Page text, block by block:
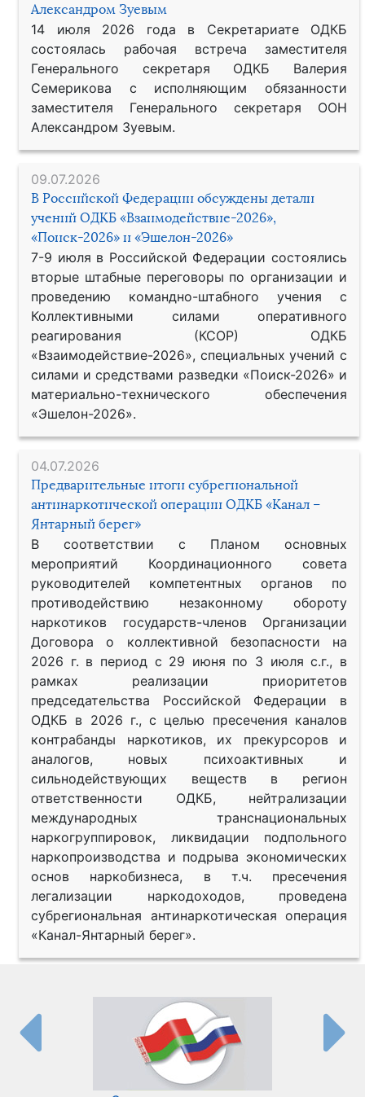
Александром Зуевым
14 июля 2026 года в Секретариате ОДКБ
состоялась рабочая встреча заместителя
Генерального секретаря ОДКБ Валерия
Семерикова с исполняющим обязанности
заместителя Генерального секретаря ООН
Александром Зуевым.
09.07.2026
В Российской Федерации обсуждены детали
учений ОДКБ «Взаимодействие-2026»,
«Поиск-2026» и «Эшелон-2026»
7-9 июля в Российской Федерации состоялись
вторые штабные переговоры по организации и
проведению командно-штабного учения с
Коллективными силами оперативного
реагирования (КСОР) ОДКБ
«Взаимодействие-2026», специальных учений с
силами и средствами разведки «Поиск-2026» и
материально-технического обеспечения
«Эшелон-2026».
04.07.2026
Предварительные итоги субрегиональной
антинаркотической операции ОДКБ «Канал –
Янтарный берег»
В соответствии с Планом основных
мероприятий Координационного совета
руководителей компетентных органов по
противодействию незаконному обороту
наркотиков государств-членов Организации
Договора о коллективной безопасности на
2026 г. в период с 29 июня по 3 июля с.г., в
рамках реализации приоритетов
председательства Российской Федерации в
ОДКБ в 2026 г., с целью пресечения каналов
контрабанды наркотиков, их прекурсоров и
аналогов, новых психоактивных и
сильнодействующих веществ в регион
ответственности ОДКБ, нейтрализации
международных транснациональных
наркогруппировок, ликвидации подпольного
наркопроизводства и подрыва экономических
основ наркобизнеса, в т.ч. пресечения
легализации наркодоходов, проведена
субрегиональная антинаркотическая операция
«Канал-Янтарный берег».